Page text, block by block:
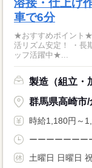
溶接・仕上げ
車で6分
★おすすめポイント★ ・溶接経験を活かせる仕事♪ ・日勤のみで生
活リズム安定！ ・長期で安定して働ける◎ ・20代〜60代の男性スタ
ッフ活躍中★...
製造（組立・
群馬県高崎市/
時給1,180円～
ーーーーーーー
土曜日 日曜日